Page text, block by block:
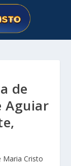
de
Aguiar
Maria Cristo